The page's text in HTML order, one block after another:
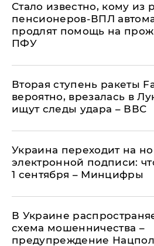
Стало известно, кому из
пенсионеров-ВПЛ
продлят помощь на
ПФУ
Вторая ступень ракеты
вероятно, врезалась в
ищут следы удара – ВВС
Украина переходит на
электронной подписи:
1 сентября – Минцифры
В Украине
схема мошенничества –
предупреждение